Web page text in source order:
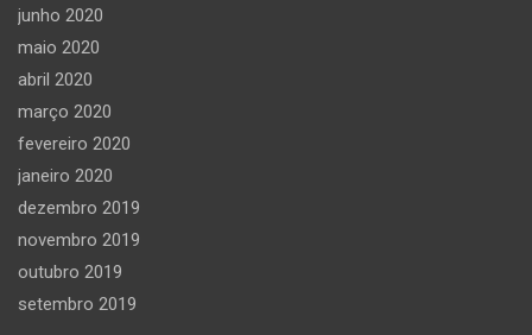
junho 2020
maio 2020
abril 2020
março 2020
fevereiro 2020
janeiro 2020
dezembro 2019
novembro 2019
outubro 2019
setembro 2019